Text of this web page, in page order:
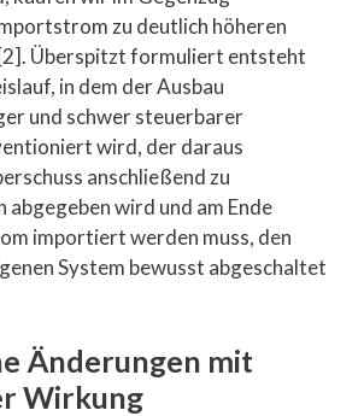
zu deutlich höheren
Überspitzt formuliert entsteht
in dem der Ausbau
und schwer steuerbarer
wird, der daraus
anschließend zu
abgegeben wird und am Ende
importiert werden muss, den
System bewusst abgeschaltet
Änderungen mit
Wirkung